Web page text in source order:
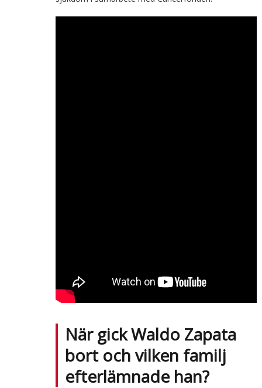
När gick Waldo Zapata
bort och vilken familj
efterlämnade han?